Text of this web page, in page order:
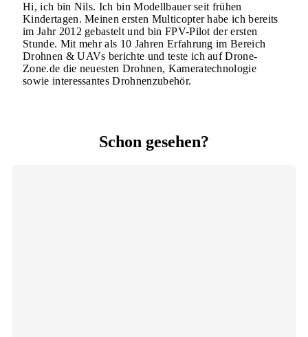
Hi, ich bin Nils. Ich bin Modellbauer seit frühen
Kindertagen. Meinen ersten Multicopter habe ich bereits
im Jahr 2012 gebastelt und bin FPV-Pilot der ersten
Stunde. Mit mehr als 10 Jahren Erfahrung im Bereich
Drohnen & UAVs berichte und teste ich auf Drone-
Zone.de die neuesten Drohnen, Kameratechnologie
sowie interessantes Drohnenzubehör.
Schon gesehen?